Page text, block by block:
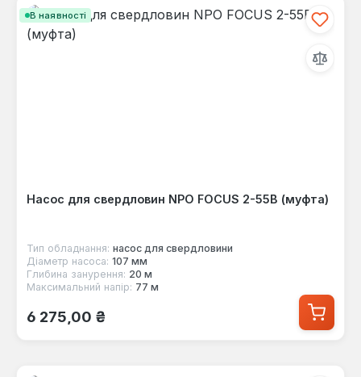
В наявності
Насос для свердловин NPO FOCUS 2-55B (муфта)
Тип обладнання: насос для свердловини
Діаметр насоса: 107 мм
Глибина занурення: 20 м
Максимальний напір: 77 м
Звичайна ціна:
6 275,00 ₴